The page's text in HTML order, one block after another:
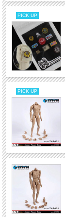
PICK UP
PICK UP